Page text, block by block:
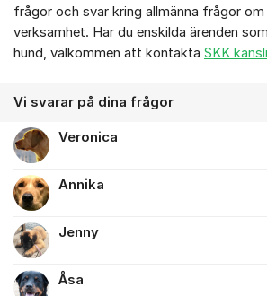
frågor och svar kring allmänna frågor
verksamhet. Har du enskilda ärenden
hund, välkommen att kontakta SKK kansli
Vi svarar på dina frågor
Veronica
Annika
Jenny
Åsa